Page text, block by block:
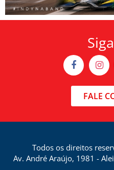
FALE
Todos os direitos
Av. André Araújo, 1981 -